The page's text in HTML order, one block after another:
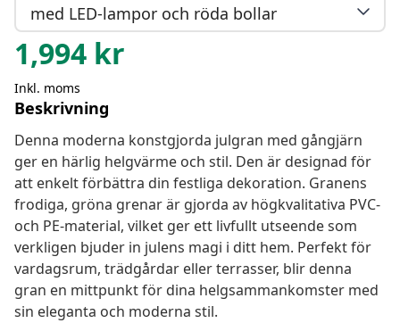
med LED-lampor och röda bollar
1,994 kr
Inkl. moms
Beskrivning
Denna moderna konstgjorda julgran med gångjärn
ger en härlig helgvärme och stil. Den är designad för
att enkelt förbättra din festliga dekoration. Granens
frodiga, gröna grenar är gjorda av högkvalitativa PVC-
och PE-material, vilket ger ett livfullt utseende som
verkligen bjuder in julens magi i ditt hem. Perfekt för
vardagsrum, trädgårdar eller terrasser, blir denna
gran en mittpunkt för dina helgsammankomster med
sin eleganta och moderna stil.